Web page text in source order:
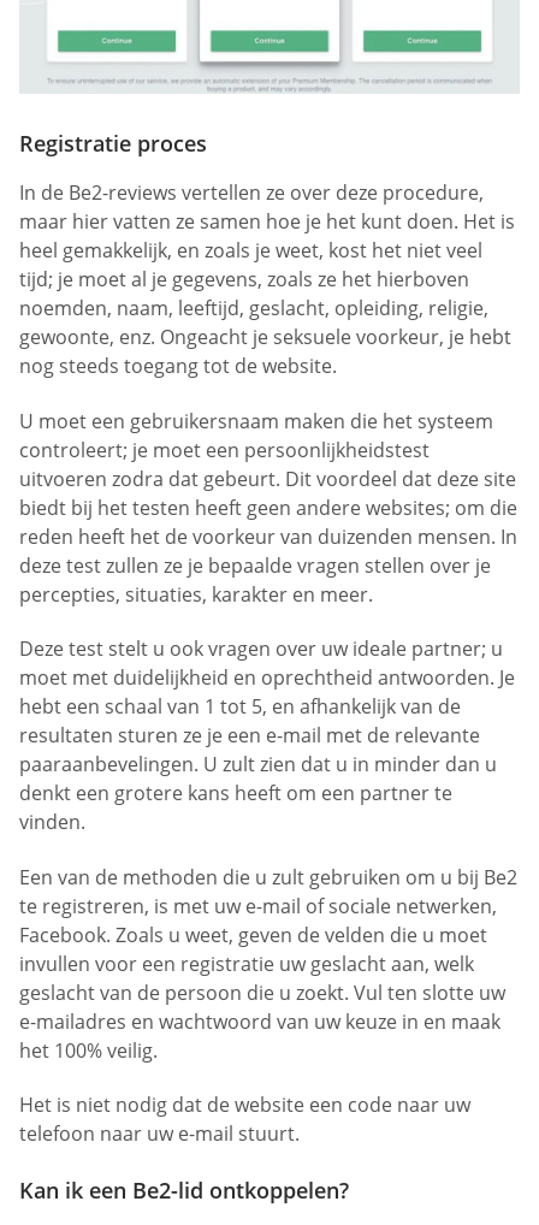
Registratie proces
In de Be2-reviews vertellen ze over deze procedure,
maar hier vatten ze samen hoe je het kunt doen. Het is
heel gemakkelijk, en zoals je weet, kost het niet veel
tijd; je moet al je gegevens, zoals ze het hierboven
noemden, naam, leeftijd, geslacht, opleiding, religie,
gewoonte, enz. Ongeacht je seksuele voorkeur, je hebt
nog steeds toegang tot de website.
U moet een gebruikersnaam maken die het systeem
controleert; je moet een persoonlijkheidstest
uitvoeren zodra dat gebeurt. Dit voordeel dat deze site
biedt bij het testen heeft geen andere websites; om die
reden heeft het de voorkeur van duizenden mensen. In
deze test zullen ze je bepaalde vragen stellen over je
percepties, situaties, karakter en meer.
Deze test stelt u ook vragen over uw ideale partner; u
moet met duidelijkheid en oprechtheid antwoorden. Je
hebt een schaal van 1 tot 5, en afhankelijk van de
resultaten sturen ze je een e-mail met de relevante
paaraanbevelingen. U zult zien dat u in minder dan u
denkt een grotere kans heeft om een partner te
vinden.
Een van de methoden die u zult gebruiken om u bij Be2
te registreren, is met uw e-mail of sociale netwerken,
Facebook. Zoals u weet, geven de velden die u moet
invullen voor een registratie uw geslacht aan, welk
geslacht van de persoon die u zoekt. Vul ten slotte uw
e-mailadres en wachtwoord van uw keuze in en maak
het 100% veilig.
Het is niet nodig dat de website een code naar uw
telefoon naar uw e-mail stuurt.
Kan ik een Be2-lid ontkoppelen?